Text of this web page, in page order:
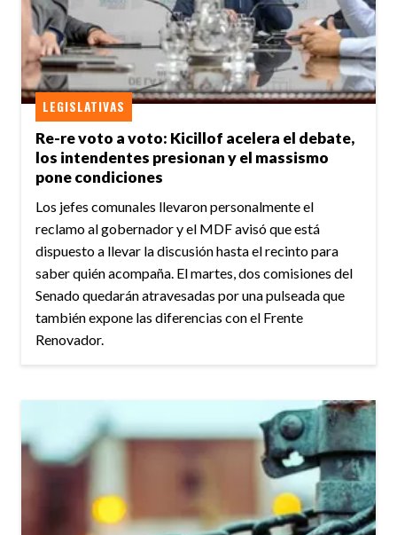
Re-re voto a voto: Kicillof acelera el debate,
los intendentes presionan y el massismo
pone condiciones
LEGISLATIVAS
Los jefes comunales llevaron personalmente el
reclamo al gobernador y el MDF avisó que está
dispuesto a llevar la discusión hasta el recinto para
saber quién acompaña. El martes, dos comisiones del
Senado quedarán atravesadas por una pulseada que
también expone las diferencias con el Frente
Renovador.